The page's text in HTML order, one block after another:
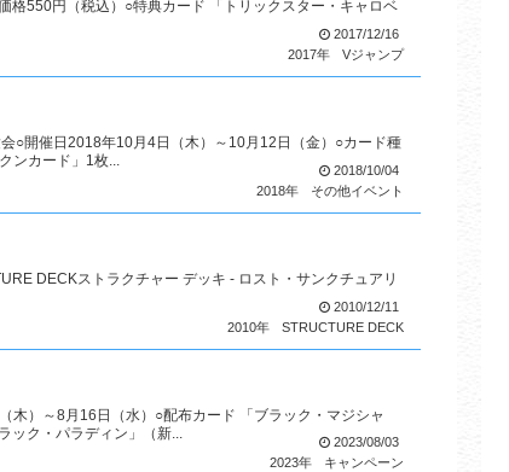
550円（税込）○特典カード 「トリックスター・キャロベ
2017/12/16
2017年
Vジャンプ
○開催日2018年10月4日（木）～10月12日（金）○カード種
ンカード」1枚...
2018/10/04
2018年
その他イベント
DECKストラクチャー デッキ - ロスト・サンクチュアリ
2010/12/11
2010年
STRUCTURE DECK
木）～8月16日（水）○配布カード 「ブラック・マジシャ
ク・パラディン」（新...
2023/08/03
2023年
キャンペーン